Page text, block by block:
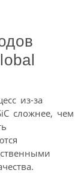
из-за
сложнее, чем